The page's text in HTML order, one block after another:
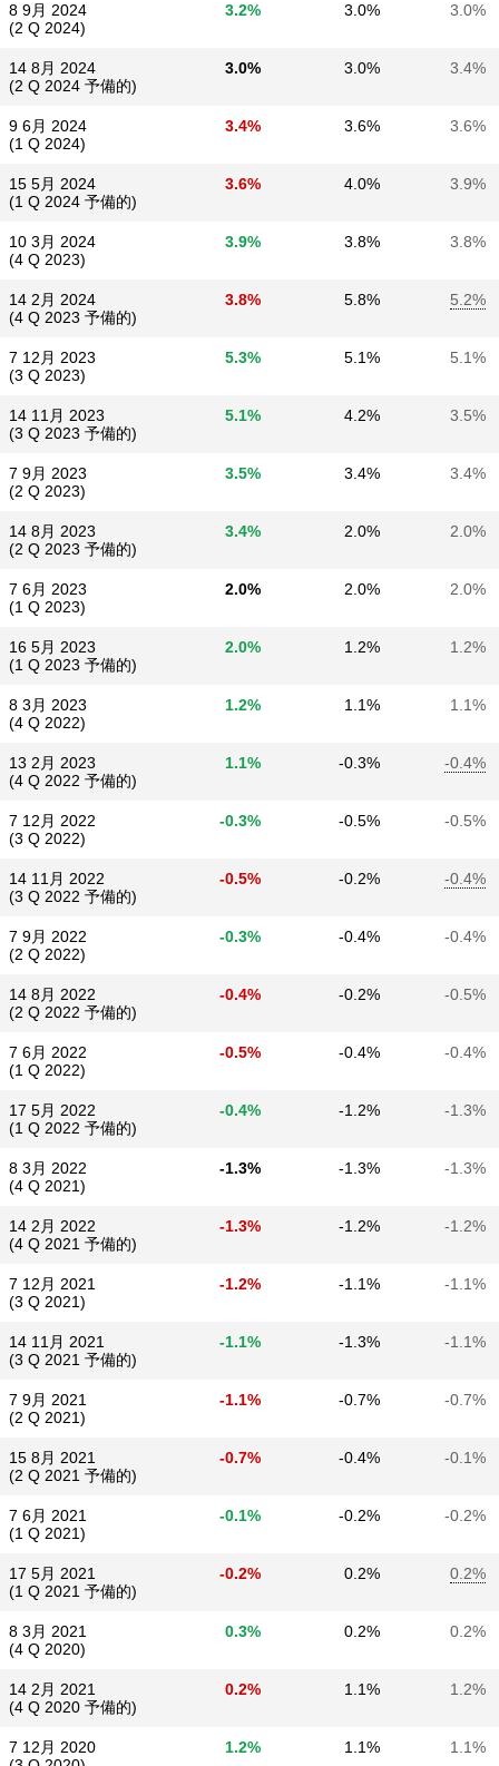
8 9月 2024
(2 Q 2024)
3.2% 3.0% 3.0%
14 8月 2024
(2 Q 2024 予備的)
3.0% 3.0% 3.4%
9 6月 2024
(1 Q 2024)
3.4% 3.6% 3.6%
15 5月 2024
(1 Q 2024 予備的)
3.6% 4.0% 3.9%
10 3月 2024
(4 Q 2023)
3.9% 3.8% 3.8%
14 2月 2024
(4 Q 2023 予備的)
3.8% 5.8% 5.2%
7 12月 2023
(3 Q 2023)
5.3% 5.1% 5.1%
14 11月 2023
(3 Q 2023 予備的)
5.1% 4.2% 3.5%
7 9月 2023
(2 Q 2023)
3.5% 3.4% 3.4%
14 8月 2023
(2 Q 2023 予備的)
3.4% 2.0% 2.0%
7 6月 2023
(1 Q 2023)
2.0% 2.0% 2.0%
16 5月 2023
(1 Q 2023 予備的)
2.0% 1.2% 1.2%
8 3月 2023
(4 Q 2022)
1.2% 1.1% 1.1%
13 2月 2023
(4 Q 2022 予備的)
1.1% -0.3% -0.4%
7 12月 2022
(3 Q 2022)
-0.3% -0.5% -0.5%
14 11月 2022
(3 Q 2022 予備的)
-0.5% -0.2% -0.4%
7 9月 2022
(2 Q 2022)
-0.3% -0.4% -0.4%
14 8月 2022
(2 Q 2022 予備的)
-0.4% -0.2% -0.5%
7 6月 2022
(1 Q 2022)
-0.5% -0.4% -0.4%
17 5月 2022
(1 Q 2022 予備的)
-0.4% -1.2% -1.3%
8 3月 2022
(4 Q 2021)
-1.3% -1.3% -1.3%
14 2月 2022
(4 Q 2021 予備的)
-1.3% -1.2% -1.2%
7 12月 2021
(3 Q 2021)
-1.2% -1.1% -1.1%
14 11月 2021
(3 Q 2021 予備的)
-1.1% -1.3% -1.1%
7 9月 2021
(2 Q 2021)
-1.1% -0.7% -0.7%
15 8月 2021
(2 Q 2021 予備的)
-0.7% -0.4% -0.1%
7 6月 2021
(1 Q 2021)
-0.1% -0.2% -0.2%
17 5月 2021
(1 Q 2021 予備的)
-0.2% 0.2% 0.2%
8 3月 2021
(4 Q 2020)
0.3% 0.2% 0.2%
14 2月 2021
(4 Q 2020 予備的)
0.2% 1.1% 1.2%
7 12月 2020
1.2% 1.1% 1.1%